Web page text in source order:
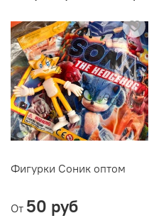
Фигурки Соник оптом
От 50 руб